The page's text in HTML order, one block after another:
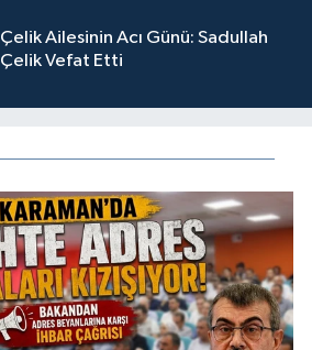
Çelik Ailesinin Acı Günü: Sadullah
Çelik Vefat Etti